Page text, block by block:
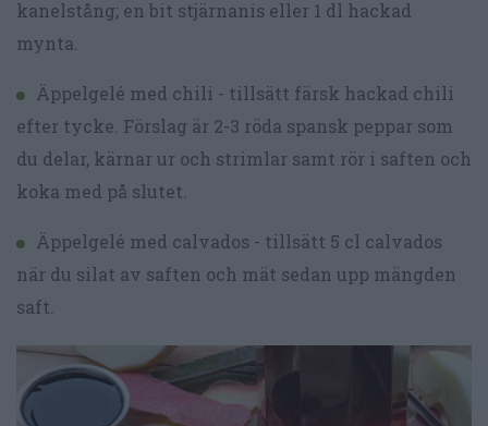
kanelstång; en bit stjärnanis eller 1 dl hackad
mynta.
Äppelgelé med chili - tillsätt färsk hackad chili
efter tycke. Förslag är 2-3 röda spansk peppar som
du delar, kärnar ur och strimlar samt rör i saften och
koka med på slutet.
Äppelgelé med calvados - tillsätt 5 cl calvados
när du silat av saften och mät sedan upp mängden
saft.